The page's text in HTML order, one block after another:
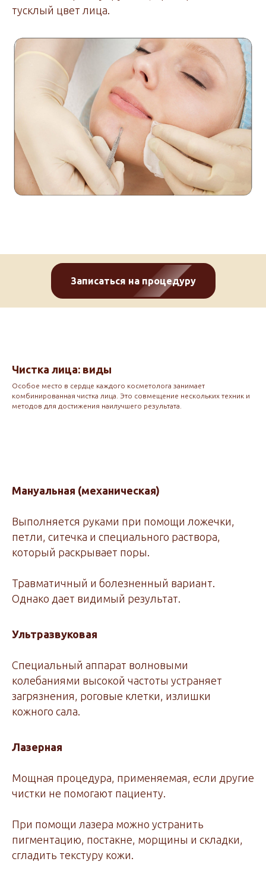
тусклый цвет лица.
Записаться на процедуру
Чистка лица: виды
Особое место в сердце каждого косметолога занимает
комбинированная чистка лица. Это совмещение нескольких техник и
методов для достижения наилучшего результата.
Мануальная (механическая)
Выполняется руками при помощи ложечки,
петли, ситечка и специального раствора,
который раскрывает поры.
Травматичный и болезненный вариант.
Однако дает видимый результат.
Ультразвуковая
Специальный аппарат волновыми
колебаниями высокой частоты устраняет
загрязнения, роговые клетки, излишки
кожного сала.
Лазерная
Мощная процедура, применяемая, если другие
чистки не помогают пациенту.
При помощи лазера можно устранить
пигментацию, постакне, морщины и складки,
сгладить текстуру кожи.